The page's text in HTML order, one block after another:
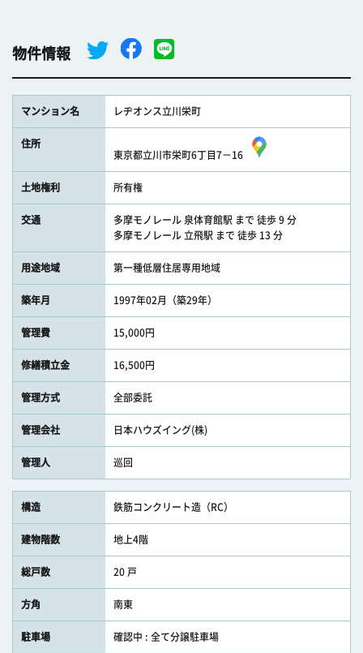
物件情報
マンション名 レヂオンス立川栄町
住所
東京都立川市栄町6丁目7－16
土地権利 所有権
交通
多摩モノレール 泉体育館駅 まで 徒歩 9 分
多摩モノレール 立飛駅 まで 徒歩 13 分
用途地域 第一種低層住居専用地域
築年月 1997年02月（築29年）
管理費 15,000円
修繕積立金 16,500円
管理方式 全部委託
管理会社 日本ハウズイング(株)
管理人 巡回
構造 鉄筋コンクリート造（RC）
建物階数 地上4階
総戸数 20 戸
方角 南東
駐車場 確認中 : 全て分譲駐車場